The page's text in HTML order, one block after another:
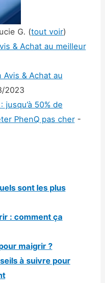
G. (tout voir)
& Achat au meilleur
& Achat au
2023
jusqu’à 50% de
PhenQ pas cher-
sont les plus
: comment ça
maigrir ?
à suivre pour